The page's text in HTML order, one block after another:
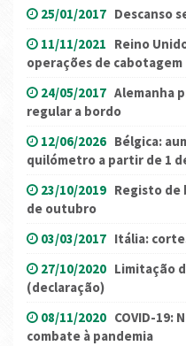
25/01/2017 Descanso
11/11/2021 Reino
operações de cabotagem
24/05/2017 Alemanha
regular a bordo
12/06/2026 Bélgica:
quilómetro a partir de 1
23/10/2019 Registo
de outubro
03/03/2017 Itália:
27/10/2020 Limitação
(declaração)
08/11/2020 COVID-19:
combate à pandemia